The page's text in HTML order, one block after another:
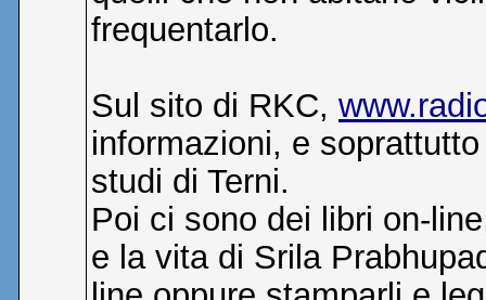
frequentarlo.
Sul sito di RKC,
informazioni, e
studi di Terni.
Poi ci sono dei libri on-
e la vita di Srila